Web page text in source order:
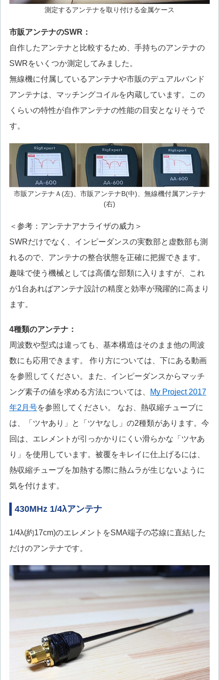
測定するアンテナを取り付ける金属ケース
市販アンテナのSWR：
自作したアンテナと比較するため、手持ちのアンテナの
SWRをいくつか測定してみました。
無線機に付属しているアンテナや市販のデュアルバンド
アンテナは、マッチングコイルを内蔵しています。この
くらいの特性が自作アンテナの性能の目安となりそうで
す。
市販アンテナＡ(左)、市販アンテナB(中)、無線機付属アンテナ
(右)
＜参考：アンテナアナライザの威力＞
SWRだけでなく、インピーダンスの実数部と虚数部も測
れるので、アンテナの整合状態を正確に把握できます。
趣味で使う機械としては高価な部類に入りますが、これ
が1台あればアンテナ設計の精度と効率が飛躍的に高まり
ます。
4種類のアンテナ：
周波数や型式は違っても、基本構造はそのまま他の周波
数にも応用できます。 作り方については、下にある動画
を参照してください。また、インピーダンスからマッチ
ング素子の値を求める方法については、
My Project 2017
年2月号を参照してください。 なお、熱収縮チューブに
は、「ツヤあり」と「ツヤなし」の2種類があります。今
回は、エレメントが引っかかりにくい滑らかな「ツヤあ
り」を使用しています。被覆をキレイに仕上げるには、
熱収縮チューブを加熱する際に熱ムラが生じないように
気を付けます。
430MHz 1/4λアンテナ
1/4λ(約17cm)のエレメントをSMA端子の芯線に直結した
だけのアンテナです。